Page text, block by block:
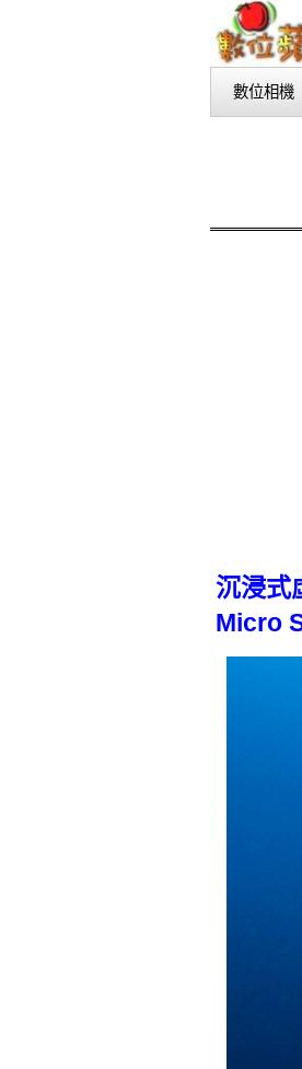
數位相機
沉浸式
Micro